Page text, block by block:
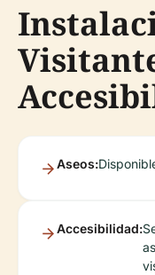
Aseos:
Accesibilidad: